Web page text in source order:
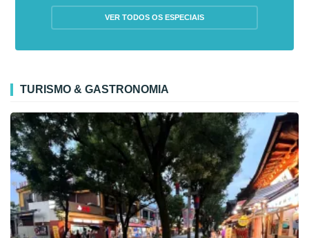
VER TODOS OS ESPECIAIS
TURISMO & GASTRONOMIA